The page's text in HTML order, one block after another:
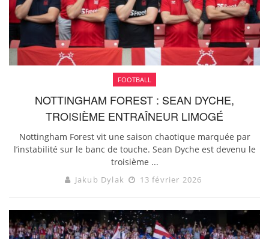
FOOTBALL
NOTTINGHAM FOREST : SEAN DYCHE,
TROISIÈME ENTRAÎNEUR LIMOGÉ
Nottingham Forest vit une saison chaotique marquée par
l’instabilité sur le banc de touche. Sean Dyche est devenu le
troisième ...
Jakub Dylak 13 février 2026